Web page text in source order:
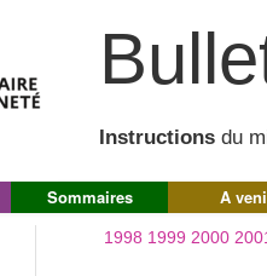
Instructions du
Sommaires A
1998 1999 2000